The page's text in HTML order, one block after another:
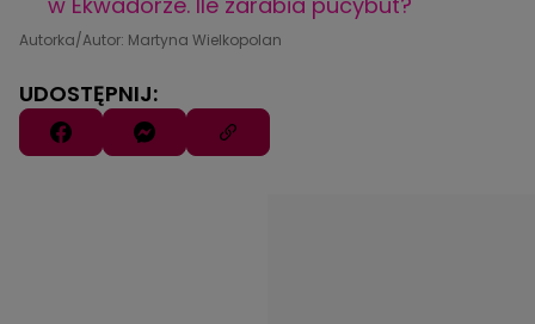
Autorka/Autor: Martyna Wielkopolan
UDOSTĘPNIJ: